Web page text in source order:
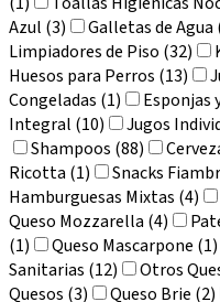
Azul (3)
Galletas de Agua
Limpiadores de Piso (32)
Huesos para Perros (13)
Congeladas (1)
Esponjas
Integral (10)
Jugos
Shampoos (88)
Ricotta (1)
Snacks
Hamburguesas Mixtas (4)
Queso Mozzarella (4)
(1)
Queso Mascarpone (1)
Sanitarias (12)
Otros
Quesos (3)
Queso Brie (2)